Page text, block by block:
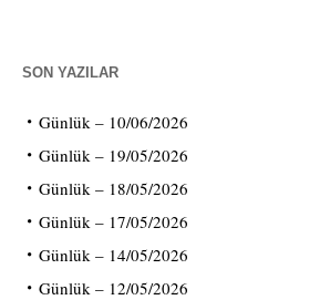
SON YAZILAR
Günlük – 10/06/2026
Günlük – 19/05/2026
Günlük – 18/05/2026
Günlük – 17/05/2026
Günlük – 14/05/2026
Günlük – 12/05/2026